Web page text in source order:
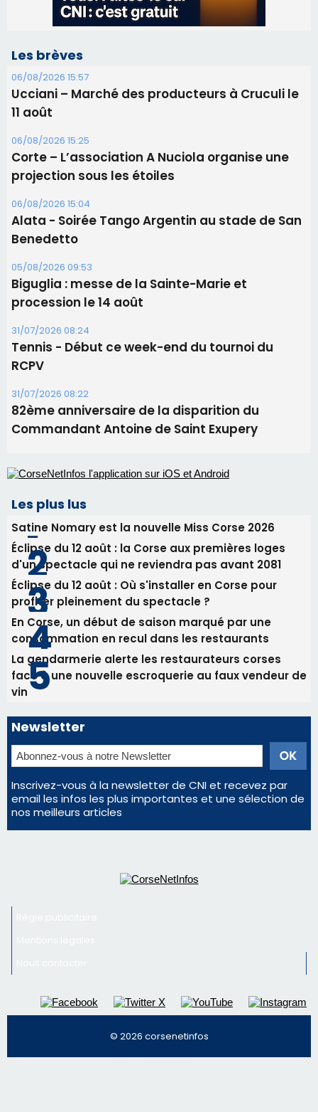
06/08/2026 15:25
Corte – L’association A Nuciola organise une
06/08/2026 15:04
Alata - Soirée Tango Argentin au stade de San
Benedetto
05/08/2026 09:53
Biguglia : messe de la Sainte-Marie et
procession le 14 août
31/07/2026 08:24
Tennis - Début ce week-end du tournoi du
RCPV
31/07/2026 08:22
82ème anniversaire de la disparition du
Commandant Antoine de Saint Exupery
Les plus lus
Satine Nomary est la nouvelle Miss Corse 2026
Éclipse du 12 août : la Corse aux premières loges
d'un spectacle qui ne reviendra pas avant 2081
profiter pleinement du spectacle ?
consommation en recul dans les restaurants
La gendarmerie alerte les restaurateurs corses
face à une nouvelle escroquerie au faux vendeur de
vin
Newsletter
Inscrivez-vous à la newsletter de CNI et recevez par
email les infos les plus importantes et une sélection de
nos meilleurs articles
Régie publicitaire
Mentions légales
Nous contacter